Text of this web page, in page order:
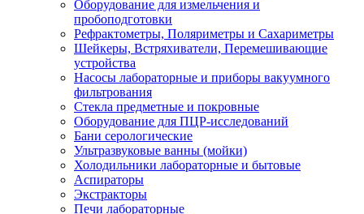
Оборудование для измельчения и
пробоподготовки
Рефрактометры, Поляриметры и Сахариметры
Шейкеры, Встряхиватели, Перемешивающие
устройства
Насосы лабораторные и приборы вакуумного
фильтрования
Стекла предметные и покровные
Оборудование для ПЦР-исследований
Бани серологические
Ультразвуковые ванны (мойки)
Холодильники лабораторные и бытовые
Аспираторы
Экстракторы
Печи лабораторные